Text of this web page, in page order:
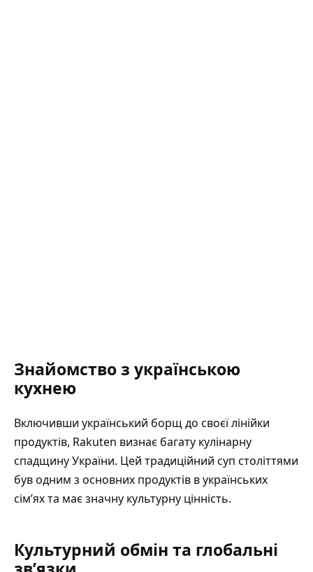
Знайомство з українською
кухнею
Включивши український борщ до своєї лінійки
продуктів, Rakuten визнає багату кулінарну
спадщину України. Цей традиційний суп століттями
був одним з основних продуктів в українських
сім’ях та має значну культурну цінність.
Культурний обмін та глобальні